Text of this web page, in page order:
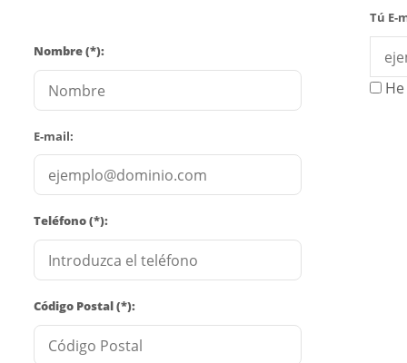
Nombre (*):
E-mail:
Teléfono (*):
Código Postal (*):
Tú E-